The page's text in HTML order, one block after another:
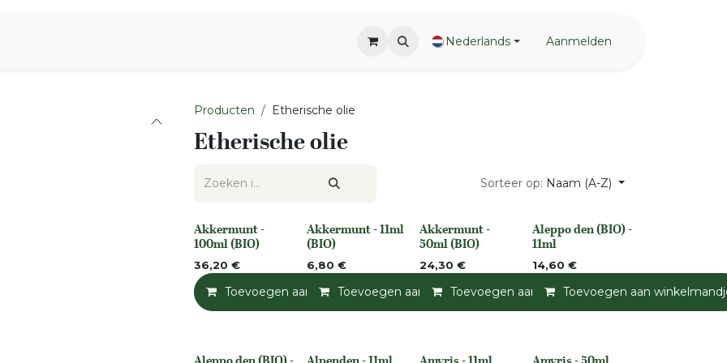
Nederlands Aanmelden
Producten Etherische olie
Etherische olie
Sorteer op: Naam (A-Z)
None
Akkermunt -
100ml (BIO)
36,20 €
Toevoegen aan winkelmandje Toevoegen aan verlanglijst
None
Akkermunt - 11ml
(BIO)
6,80 €
Toevoegen aan winkelmandje Toevoegen aan verlanglijst
None
Akkermunt -
50ml (BIO)
24,30 €
Toevoegen aan winkelmandje
None
Aleppo den (BIO) -
11ml
14,60 €
Toevoegen aan